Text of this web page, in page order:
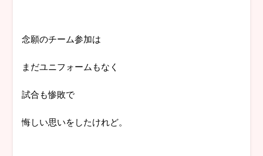
念願のチーム参加は
まだユニフォームもなく
試合も惨敗で
悔しい思いをしたけれど。